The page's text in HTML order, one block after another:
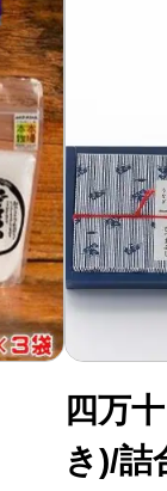
四万
き)/詰